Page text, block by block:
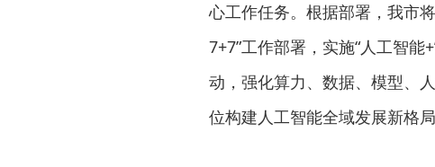
心工作任务。根据部署，我市
7+7”工作部署，实施“人工智
动，强化算力、数据、模型、
位构建人工智能全域发展新格局